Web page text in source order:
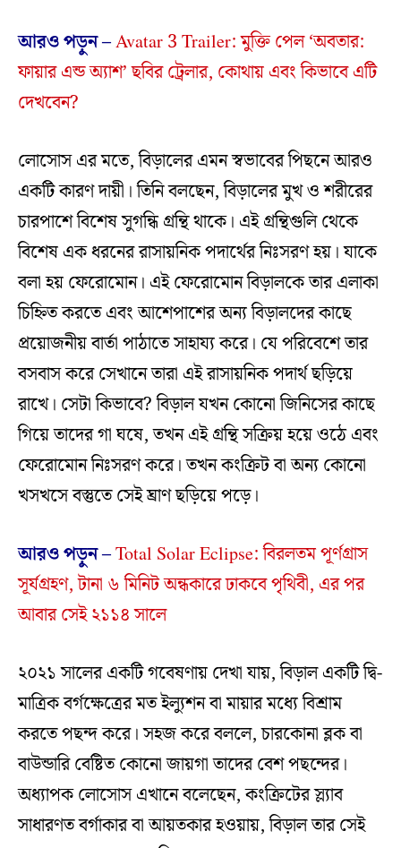
আরও পড়ুন –Avatar 3 Trailer: মুক্তি পেল ‘অবতার:
ফায়ার এন্ড অ্যাশ’ ছবির ট্রেলার, কোথায় এবং কিভাবে এটি
দেখবেন?
লোসোস এর মতে, বিড়ালের এমন স্বভাবের পিছনে আরও
একটি কারণ দায়ী। তিনি বলছেন, বিড়ালের মুখ ও শরীরের
চারপাশে বিশেষ সুগন্ধি গ্রন্থি থাকে। এই গ্রন্থিগুলি থেকে
বিশেষ এক ধরনের রাসায়নিক পদার্থের নিঃসরণ হয়। যাকে
বলা হয় ফেরোমোন। এই ফেরোমোন বিড়ালকে তার এলাকা
চিহ্নিত করতে এবং আশেপাশের অন্য বিড়ালদের কাছে
প্রয়োজনীয় বার্তা পাঠাতে সাহায্য করে। যে পরিবেশে তার
বসবাস করে সেখানে তারা এই রাসায়নিক পদার্থ ছড়িয়ে
রাখে। সেটা কিভাবে? বিড়াল যখন কোনো জিনিসের কাছে
গিয়ে তাদের গা ঘষে, তখন এই গ্রন্থি সক্রিয় হয়ে ওঠে এবং
ফেরোমোন নিঃসরণ করে। তখন কংক্রিট বা অন্য কোনো
খসখসে বস্তুতে সেই ঘ্রাণ ছড়িয়ে পড়ে।
আরও পড়ুন –Total Solar Eclipse: বিরলতম পূর্ণগ্রাস
সূর্যগ্রহণ, টানা ৬ মিনিট অন্ধকারে ঢাকবে পৃথিবী, এর পর
আবার সেই ২১১৪ সালে
২০২১ সালের একটি গবেষণায় দেখা যায়, বিড়াল একটি দ্বি-
মাত্রিক বর্গক্ষেত্রের মত ইল্যুশন বা মায়ার মধ্যে বিশ্রাম
করতে পছন্দ করে। সহজ করে বললে, চারকোনা ব্লক বা
বাউন্ডারি বেষ্টিত কোনো জায়গা তাদের বেশ পছন্দের।
অধ্যাপক লোসোস এখানে বলেছেন, কংক্রিটের স্ল্যাব
সাধারণত বর্গাকার বা আয়তকার হওয়ায়, বিড়াল তার সেই